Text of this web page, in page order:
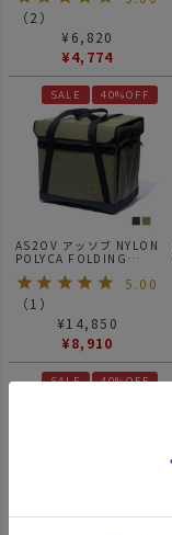
（2 ）
¥ 6,820
¥4,774
SALE 40%OFF
AS2OV アッソブ NYLON
POLYCA FOLDING
CONTAINER 折り畳みコ
ンテナ
5.00
（1 ）
¥14,850
¥8,910
SALE 40%OFF